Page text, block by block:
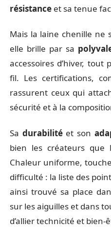
résistance et sa tenue
Mais la laine chenille ne
elle brille par sa
accessoires d’hiver,
fil. Les certifications,
rassurent ceux qui
sécurité et à la
Sa durabilitéet son
bien les créateurs que
Chaleur uniforme,
difficulté : la liste des
ainsi trouvé sa place
sur les aiguilles et dans
d’allier technicité et bien-